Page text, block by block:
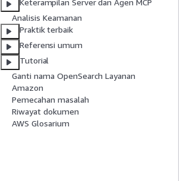
Keterampilan Server dan Agen MCP
Analisis Keamanan
Praktik terbaik
Referensi umum
Tutorial
Ganti nama OpenSearch Layanan
Amazon
Pemecahan masalah
Riwayat dokumen
AWS Glosarium